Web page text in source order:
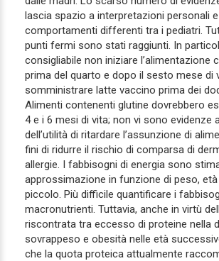
lascia spazio a interpretazioni personali
comportamenti differenti tra i pediatri.
punti fermi sono stati raggiunti. In
consigliabile non iniziare l’alimentazione
prima del quarto e dopo il sesto mese di
somministrare latte vaccino prima dei
Alimenti contenenti glutine dovrebbero
4 e i 6 mesi di vita; non vi sono evidenze
dell’utilità di ritardare l’assunzione di
fini di ridurre il rischio di comparsa di
allergie. I fabbisogni di energia sono
approssimazione in funzione di peso,
piccolo. Più difficile quantificare i
macronutrienti. Tuttavia, anche in virtù
riscontrata tra eccesso di proteine nella
sovrappeso e obesità nelle età
che la quota proteica attualmente